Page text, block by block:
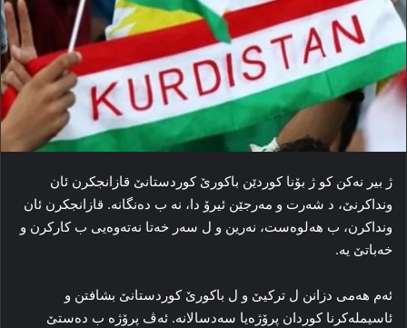
ژ بیر نه‌کن کو ژ بۆنا کوردێن باکورێ کوردستانێ قازانجکرن ئان
ونداکرنێ، د شه‌رت و مه‌رجێن ئیرۆ دا، نه‌ ب ده‌نگانه‌. قازانجکرن ئان
ونداکرن، ب هه‌لوه‌ست، نه‌رین و ل سه‌ر خه‌تا نه‌ته‌وه‌یی ب کارکرن و
خه‌باتێ یه‌.
ئه‌م هه‌می دزانن ل ترکیێ و ل باکورێ کوردستانێ بشافتن و
ئاسیمله‌کرنا کوردان پرۆژه‌یا سه‌دسالانه‌. ئه‌ڤ پرۆژه‌ ب ده‌ستێ